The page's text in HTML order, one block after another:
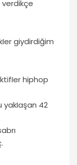
verdikçe
giydirdiğim
hiphop
yakIaşan 42